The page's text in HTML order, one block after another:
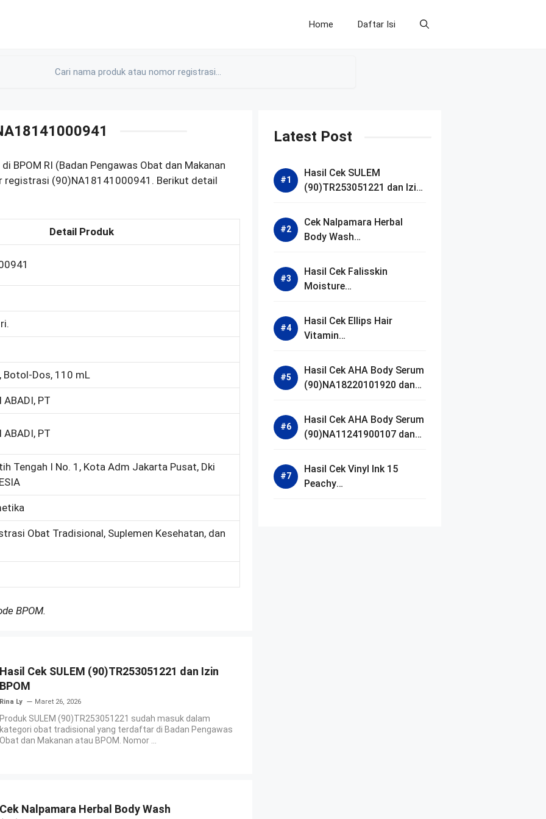
Home Daftar Isi
BPOM RI (Badan Pengawas Obat dan Makanan
registrasi (90)NA18141000941. Berikut detail
Detail Produk
Botol-Dos, 110 mL
ABADI, PT
ABADI, PT
Tengah I No. 1, Kota Adm Jakarta Pusat, Dki
Obat Tradisional, Suplemen Kesehatan, dan
BPOM.
Hasil Cek SULEM (90)TR253051221 dan Izin
BPOM
Rina Ly Maret 26, 2026
Produk SULEM (90)TR253051221 sudah masuk dalam
kategori obat tradisional yang terdaftar di Badan Pengawas
Obat dan Makanan atau BPOM. Nomor ...
Cek Nalpamara Herbal Body Wash
Latest Post
Hasil Cek SULEM
(90)TR253051221 dan Izin
Cek Nalpamara Herbal
Body Wash
Izin Bpom
Hasil Cek Falisskin
Moisture
Izin BPOM
Hasil Cek Ellips Hair
Vitamin
Izin BPOM
Hasil Cek AHA Body Serum
(90)NA18220101920 dan
Hasil Cek AHA Body Serum
(90)NA11241900107 dan
Hasil Cek Vinyl Ink 15
Peachy